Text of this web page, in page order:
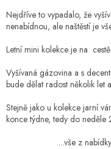
Nejdříve to vypadalo, že
nenabídnou, ale naštěstí je
Letní mini kolekce je na cestě.
Vyšívaná gázovina a s
bude dělat radost několik let
Stejně jako u kolekce jarní
konce týdne, tedy do neděle
....vše z